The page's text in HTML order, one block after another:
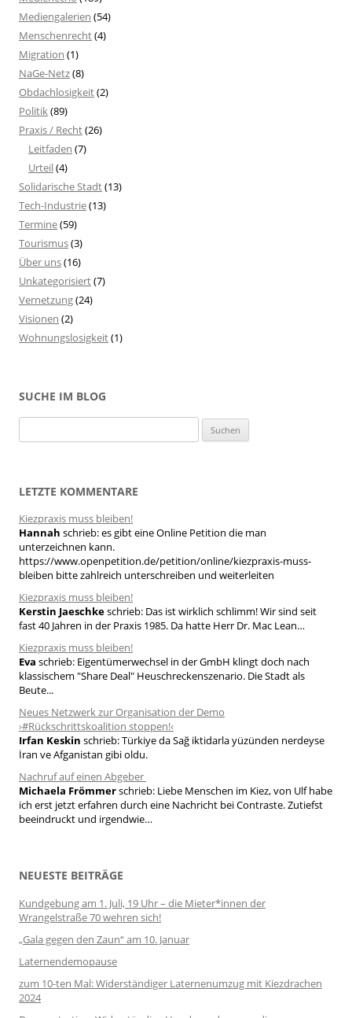
Mediengalerien (54)
Menschenrecht(4)
Migration (1)
NaGe-Netz(8)
Obdachlosigkeit(2)
Politik(89)
Praxis / Recht(26)
Leitfaden (7)
Urteil(4)
Solidarische Stadt(13)
Tech-Industrie(13)
Termine(59)
Tourismus(3)
Über uns(16)
Unkategorisiert(7)
Vernetzung(24)
Visionen (2)
Wohnungslosigkeit(1)
SUCHE IM BLOG
u
n
n
a
c
h
:
LETZTE KOMMENTARE
Kiezpraxis muss bleiben!
Hannah schrieb:es gibt eine Online Petition die man
unterzeichnen kann.
https://www.openpetition.de/petition/online/kiezpraxis-muss-
bleiben bitte zahlreich unterschreiben und weiterleiten
Kiezpraxis muss bleiben!
Kerstin Jaeschkeschrieb: Das ist wirklich schlimm! Wir sind seit
fast 40 Jahren in der Praxis 1985. Da hatte Herr Dr. Mac Lean…
Kiezpraxis muss bleiben!
Eva schrieb: Eigentümerwechsel in der GmbH klingt doch nach
klassischem "Share Deal" Heuschreckenszenario. Die Stadt als
Beute...
Neues Netzwerk zur Organisation der Demo
›#Rückschrittskoalition stoppen!‹
Irfan Keskin schrieb:Türkiye da Sağ iktidarla yüzünden nerdeyse
İran ve Afganistan gibi oldu.
Nachruf auf einen Abgeber
Michaela Frömmerschrieb: Liebe Menschen im Kiez, von Ulf habe
ich erst jetzt erfahren durch eine Nachricht bei Contraste. Zutiefst
beeindruckt und irgendwie…
NEUESTE BEITRÄGE
Kundgebung am 1. Juli, 19 Uhr – die Mieter*innen der
Wrangelstraße 70 wehren sich!
„Gala gegen den Zaun“ am 10. Januar
Laternendemopause
zum 10-ten Mal: Widerständiger Laternenumzug mit Kiezdrachen
2024